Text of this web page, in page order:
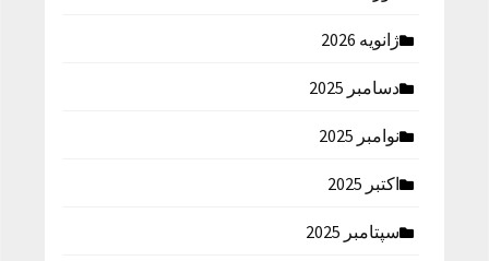
ژانویه 2026
دسامبر 2025
نوامبر 2025
اکتبر 2025
سپتامبر 2025